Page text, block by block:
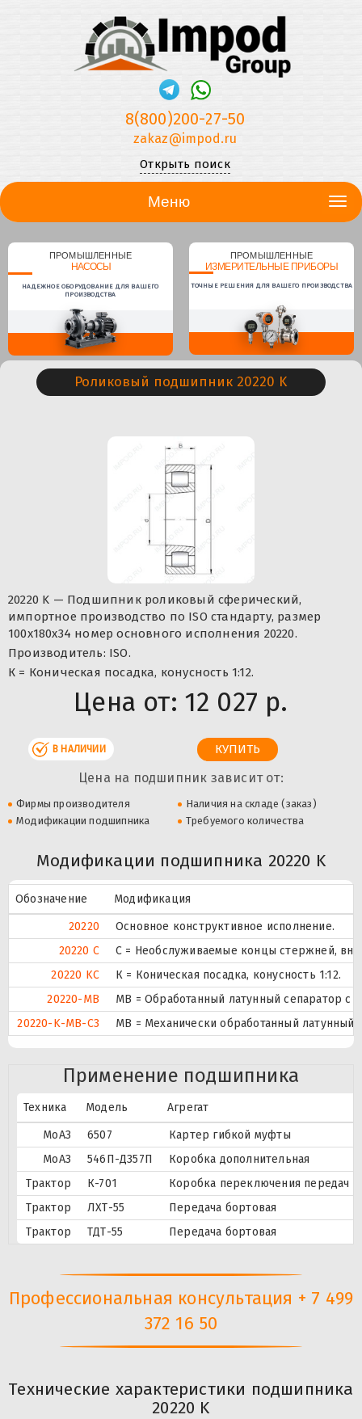
8(800)200-27-50
zakaz@impod.ru
Открыть поиск
Меню
ПРОМЫШЛЕННЫЕ
НАСОСЫ
НАДЕЖНОЕ ОБОРУДОВАНИЕ ДЛЯ ВАШЕГО
ПРОИЗВОДСТВА
ПРОМЫШЛЕННЫЕ
ИЗМЕРИТЕЛЬНЫЕ ПРИБОРЫ
ТОЧНЫЕ РЕШЕНИЯ ДЛЯ ВАШЕГО ПРОИЗВОДСТВА
Роликовый подшипник 20220 K
20220 K — Подшипник роликовый сферический,
импортное производство по ISO стандарту, размер
100x180x34 номер основного исполнения 20220.
Производитель: ISO.
К = Коническая посадка, конусность 1:12.
Цена от: 12 027 р.
В НАЛИЧИИ
Цена на подшипник зависит от:
Фирмы производителя
Наличия на складе (заказ)
Модификации подшипника
Требуемого количества
Модификации подшипника 20220 K
Обозначение
Модификация
20220
Основное конструктивное исполнение.
20220 C
С = Необслуживаемые концы стержней,
20220 KC
К = Коническая посадка, конусность 1:12.
20220-MB
MB = Обработанный латунный сепаратор с
20220-K-MB-C3
MB = Механически обработанный
Применение подшипника
Техника Модель
Агрегат
МоАЗ
6507
Картер гибкой муфты
МоАЗ
546П-Д357П
Коробка дополнительная
Трактор
К-701
Коробка переключения передач
Трактор
ЛХТ-55
Передача бортовая
Трактор
ТДТ-55 Передача бортовая
Профессиональная консультация + 7 499
372 16 50
Технические характеристики подшипника
20220 K